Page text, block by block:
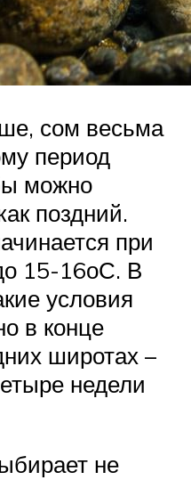
сом весьма
период
можно
поздний.
при
15-16оС. В
условия
в конце
широтах –
недели
не